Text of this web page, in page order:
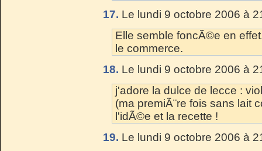
17. Le lundi 9 octobre 2006 à
Elle semble foncÃ©e en
le commerce.
18. Le lundi 9 octobre 2006 à
j'adore la dulce de lecce :
(ma premiÃ¨re fois sans lait
l'idÃ©e et la recette !
19. Le lundi 9 octobre 2006 à